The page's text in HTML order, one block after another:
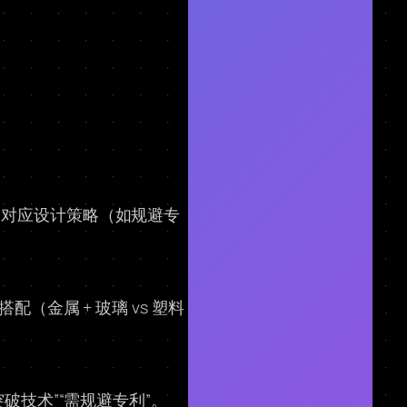
应设计策略（如规避专
配（金属 + 玻璃 vs 塑料
术”“需规避专利”。